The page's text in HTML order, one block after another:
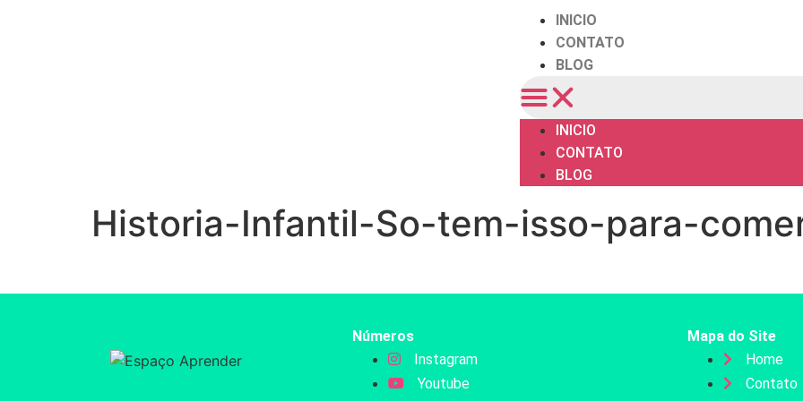
INICIO
CONTATO
BLOG
INICIO
CONTATO
BLOG
Historia-Infantil-So-tem-isso-para-
Números
Instagram
Youtube
Mapa do Site
Home
Contato